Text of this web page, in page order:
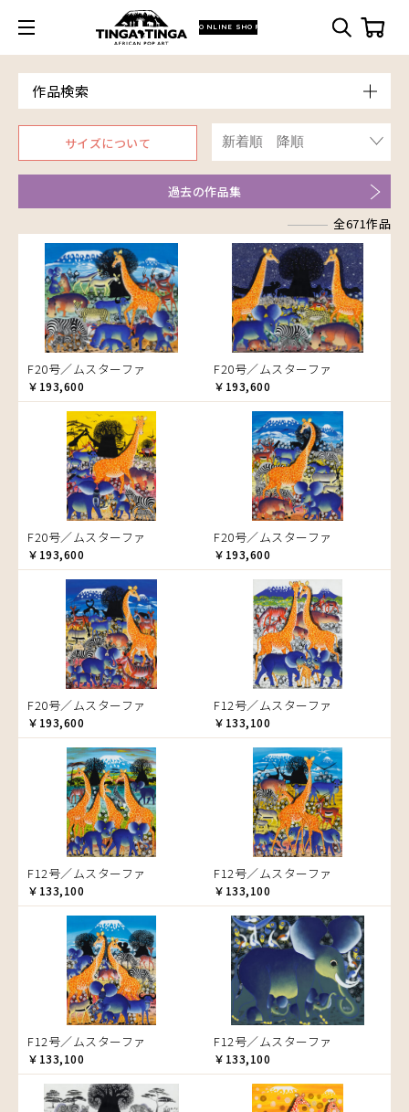
ONLINE SHOP
作品検索
Model
青空
朝焼け
家
イノシシ
イボイノシシ
イルカ
インパラ
うさぎ
お祭り
音楽
カエル
かくれんぼ
家族-親子
カシューナッツの木
カップル
カバ
カメ
カメレオン
木
キリン
キリマンジャロ
孔雀
サイ
魚の群れ
桜
サル
シマウマ
ゾウ
タンザニア
タンザニアの女性
チーター
蝶
チンパンジー
動物たち
鳥
トカゲ
トンボ
日常
ニワトリ
～￥10,000
￥30,001～40,000
￥40,001～60,000
￥60,001～80,000
￥80,001～100,000
￥100,001～
Artist
ア行
アウスィー
アキリ
アグネス
アジャバ
アダム
アダムス
アパイ
アバス
アブー
アブダラ
アマニ
アミナータ
アリー
アルバー
イッサ
イディー
エミリアス
エレナ
オマリー
カ行
カケパ
カッシム
ガヨ
カンビリ
ゴッドフレイ
コルンバ
サ行
サイディ
ザチ
サビティ
サランゲ
サンデイ
サンデイビッタ
シャハ
シャバーニ
ジャリブーニ
スフィアー二
ズベリ
スライディ（スライドゥ）
ゼナ
セフ
タ行
チャド
チャリンダ
チワヤ
ドゥケ
ドサ
ナ行
ナココ
ハ行
ハッサーニ
ベッカー
ブッシーリ
マ行
マウラーナ
マトゥカ
マジドゥ
マブサ
マリキータ
マルチナ
マワゾ
マングラ
ミムス
ムクラ
ムクンバ
ムスターファ
ムチサ
ムッサ
ムブカ
ムロペ
ムワツカ
ムワメディ
ヤ行
ヤッスィーニ（ヤッスィン）
ヤフィドゥ
ラシッド.ムズグノ
ラシディ
ルーカス
ルブニ
レイモンド
ロジャー
F3号
F4号
F8号
F12号
F20号
規格外S
規格外M
規格外L
Frame
木枠張り／パネル
アートフレーム
検索
サイズについて
過去の作品集
全671作品
F20号／ムスターファ
￥193,600
F20号／ムスターファ
￥193,600
F20号／ムスターファ
￥193,600
F20号／ムスターファ
￥193,600
F20号／ムスターファ
￥193,600
F12号／ムスターファ
￥133,100
F12号／ムスターファ
￥133,100
F12号／ムスターファ
￥133,100
F12号／ムスターファ
￥133,100
F12号／ムスターファ
￥133,100